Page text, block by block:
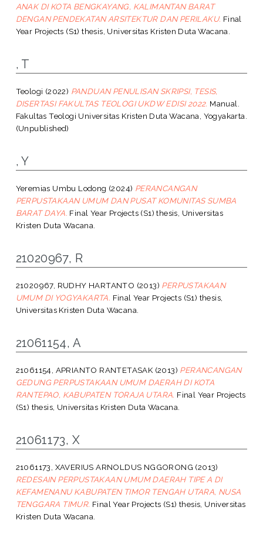
ANAK DI KOTA BENGKAYANG, KALIMANTAN BARAT
DENGAN PENDEKATAN ARSITEKTUR DAN PERILAKU. Final
Year Projects (S1) thesis, Universitas Kristen Duta Wacana.
, T
Teologi (2022) PANDUAN PENULISAN SKRIPSI, TESIS,
DISERTASI FAKULTAS TEOLOGI UKDW EDISI 2022. Manual.
Fakultas Teologi Universitas Kristen Duta Wacana, Yogyakarta.
(Unpublished)
, Y
Yeremias Umbu Lodong (2024) PERANCANGAN
PERPUSTAKAAN UMUM DAN PUSAT KOMUNITAS SUMBA
BARAT DAYA. Final Year Projects (S1) thesis, Universitas
Kristen Duta Wacana.
21020967, R
21020967, RUDHY HARTANTO (2013) PERPUSTAKAAN
UMUM DI YOGYAKARTA. Final Year Projects (S1) thesis,
Universitas Kristen Duta Wacana.
21061154, A
21061154, APRIANTO RANTETASAK (2013) PERANCANGAN
GEDUNG PERPUSTAKAAN UMUM DAERAH DI KOTA
RANTEPAO, KABUPATEN TORAJA UTARA. Final Year Projects
(S1) thesis, Universitas Kristen Duta Wacana.
21061173, X
21061173, XAVERIUS ARNOLDUS NGGORONG (2013)
REDESAIN PERPUSTAKAAN UMUM DAERAH TIPE A DI
KEFAMENANU KABUPATEN TIMOR TENGAH UTARA, NUSA
TENGGARA TIMUR. Final Year Projects (S1) thesis, Universitas
Kristen Duta Wacana.